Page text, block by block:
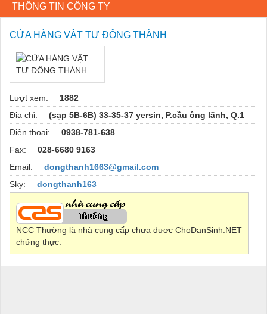
THÔNG TIN CÔNG TY
CỬA HÀNG VẬT TƯ ĐÔNG THÀNH
Lượt xem:
1882
Địa chỉ:
(sạp 5B-6B) 33-35-37 yersin, P.cầu ông lãnh, Q.1
Điện thoại:
0938-781-638
Fax:
028-6680 9163
Email:
dongthanh1663@gmail.com
Sky:
dongthanh163
NCC Thường là nhà cung cấp chưa được ChoDanSinh.NET
chứng thực.